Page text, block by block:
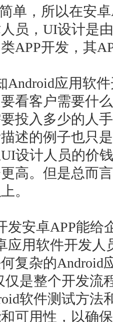
单，所以在安
员，UI设计是
APP开发，其
应用软件
看客户需要什
投入多少的人
述的例子也只
设计人员的价
高。但是总而
。
安卓APP能给
用软件开发人
复杂的Android
仅是整个开发流
软件测试方法
可用性，以确